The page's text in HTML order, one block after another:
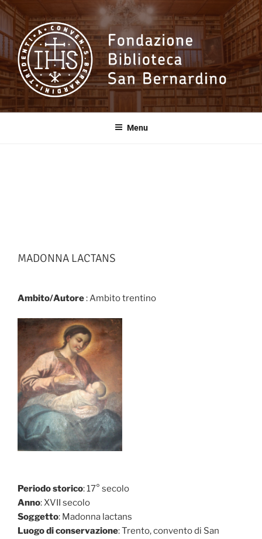
Salta
contenuto
Fondazione
Biblioteca SanMenu
MADONNA LACTANS
Ambito/Autore: Ambito trentino
Periodo storico: 17° secolo
Anno: XVII secolo
Soggetto: Madonna lactans
Luogo di conservazione: Trento, convento di San